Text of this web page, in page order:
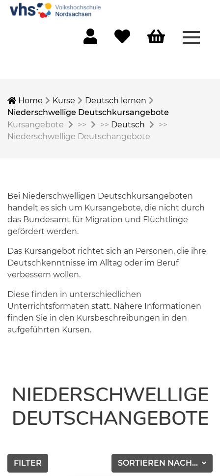
Home Kurse
Deutsch lernen
Niederschwellige Deutschkursangebote
Kursangebote
>> >> Deutsch
>>
Niederschwellige Deutschangebote
Bei Niederschwelligen Deutschkursangeboten
handelt es sich um Kursangebote, die nicht durch
das Bundesamt für Migration und Flüchtlinge
gefördert werden.
Das Kursangebot richtet sich an Personen, die ihre
Deutschkenntnisse im Alltag oder im Beruf
verbessern wollen.
Diese finden in unterschiedlichen
Unterrichtsformaten statt. Nähere Informationen
finden Sie in den Kursbeschreibungen in den
aufgeführten Kursen.
NIEDERSCHWELLIGE
DEUTSCHANGEBOTE
SORTIEREN NACH...
FILTER